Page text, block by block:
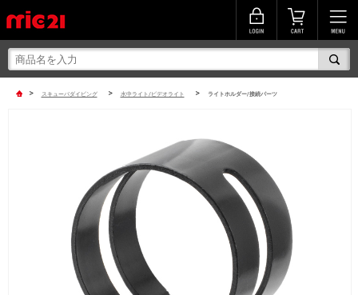
> スキューバダイビング > 水中ライト/ビデオライト > ライトホルダー/接続パーツ